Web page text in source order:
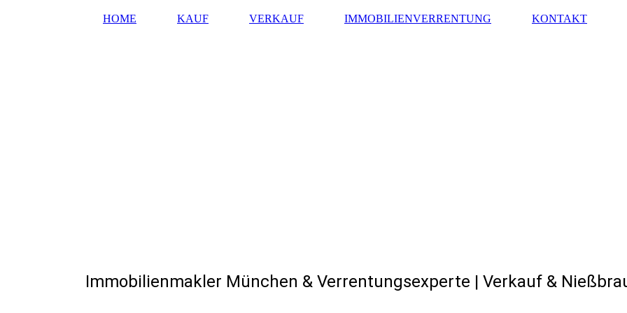
HOME KAUF VERKAUF IMMOBILIENVERRENTUNG KONTAKT
Immobilienmakler München & Verrentungsexperte | Verkauf &